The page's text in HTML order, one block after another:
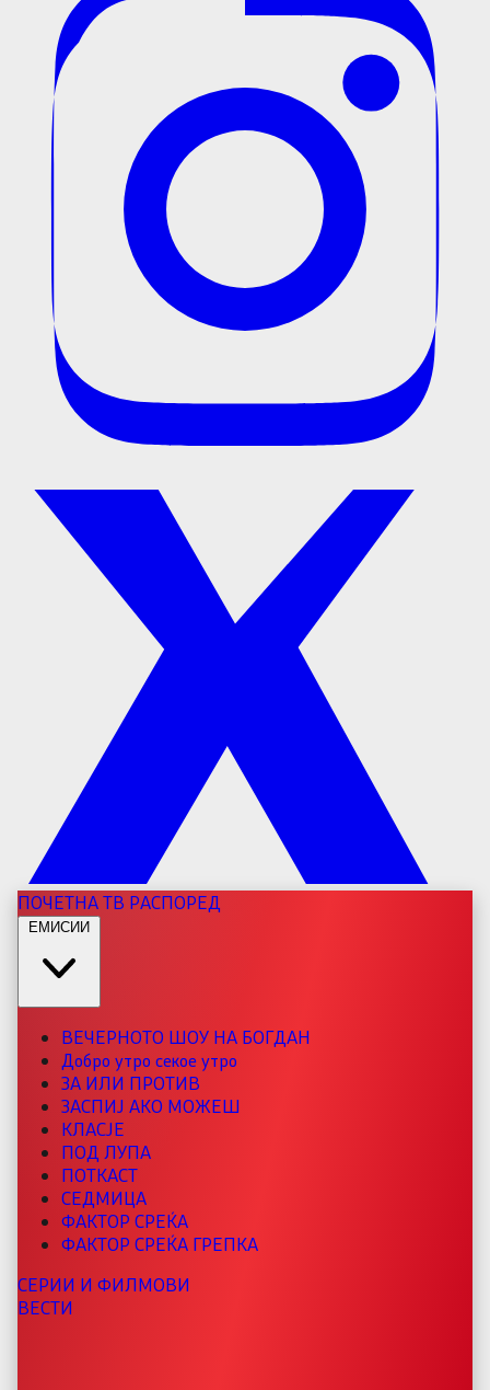
ПОЧЕТНАТВ РАСПОРЕД
ЕМИСИИ
ВЕЧЕРНОТО ШОУ НА БОГДАН
Добро утро секое утро
ЗА ИЛИ ПРОТИВ
ЗАСПИЈ АКО МОЖЕШ
КЛАСЈЕ
ПОД ЛУПА
ПОТКАСТ
СЕДМИЦА
ФАКТОР СРЕЌА
ФАКТОР СРЕЌА ГРЕПКА
СЕРИИ И ФИЛМОВИ
ВЕСТИ